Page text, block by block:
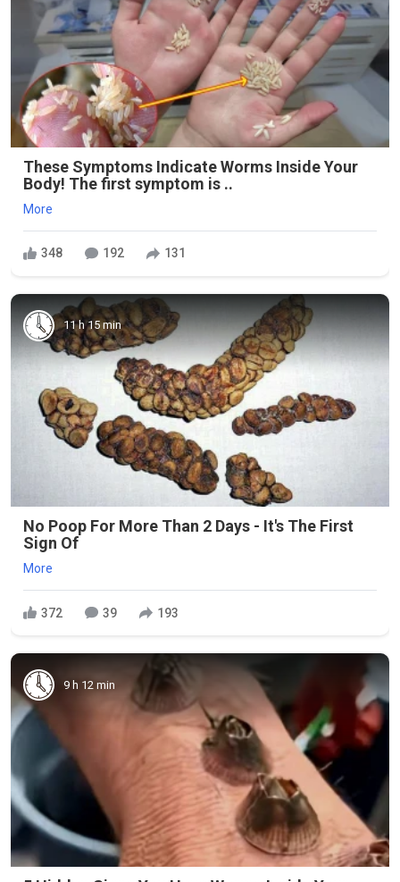
These Symptoms Indicate Worms Inside Your
Body! The first symptom is ..
More
348 192 131
11 h 15 min
No Poop For More Than 2 Days - It's The First
Sign Of
More
372 39 193
9 h 12 min